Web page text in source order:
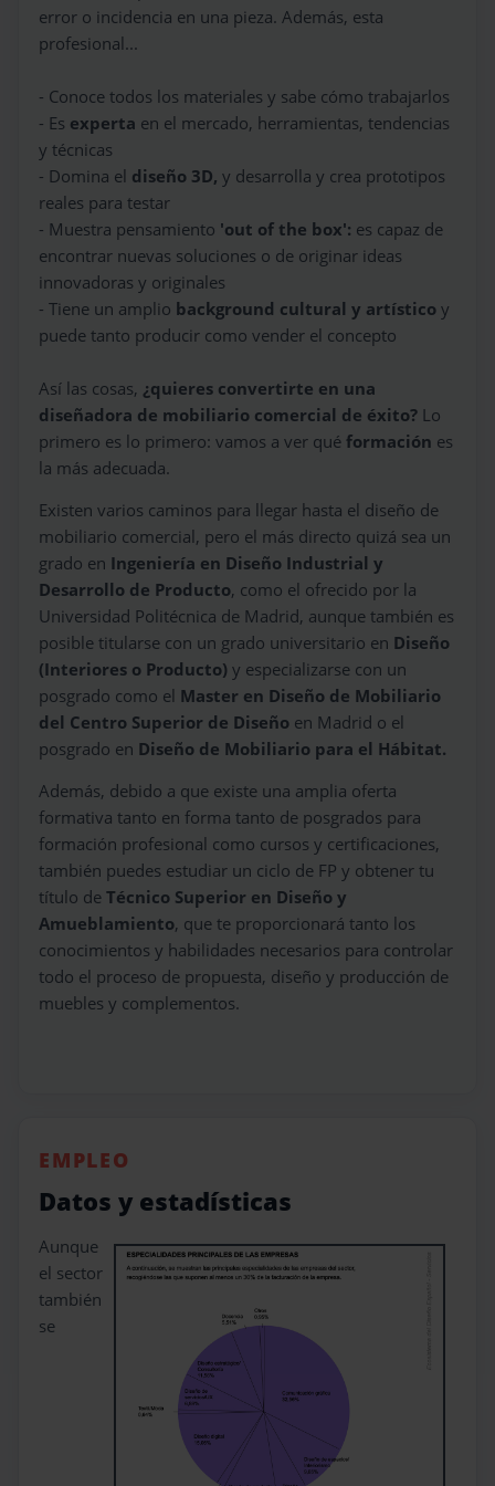
error o incidencia en una pieza. Además, esta
profesional...
- Conoce todos los materiales y sabe cómo trabajarlos
- Es experta en el mercado, herramientas, tendencias
y técnicas
- Domina el diseño 3D, y desarrolla y crea prototipos
reales para testar
- Muestra pensamiento 'out of the box': es capaz de
encontrar nuevas soluciones o de originar ideas
innovadoras y originales
- Tiene un amplio background cultural y artístico y
puede tanto producir como vender el concepto
Así las cosas, ¿quieres convertirte en una
diseñadora de mobiliario comercial de éxito? Lo
primero es lo primero: vamos a ver qué formación es
la más adecuada.
Existen varios caminos para llegar hasta el diseño de
mobiliario comercial, pero el más directo quizá sea un
grado en Ingeniería en Diseño Industrial y
Desarrollo de Producto, como el ofrecido por la
Universidad Politécnica de Madrid, aunque también es
posible titularse con un grado universitario en Diseño
(Interiores o Producto) y especializarse con un
posgrado como el Master en Diseño de Mobiliario
del Centro Superior de Diseño en Madrid o el
posgrado en Diseño de Mobiliario para el Hábitat.
Además, debido a que existe una amplia oferta
formativa tanto en forma tanto de posgrados para
formación profesional como cursos y certificaciones,
también puedes estudiar un ciclo de FP y obtener tu
título de Técnico Superior en Diseño y
Amueblamiento, que te proporcionará tanto los
conocimientos y habilidades necesarios para controlar
todo el proceso de propuesta, diseño y producción de
muebles y complementos.
EMPLEO
Datos y estadísticas
Aunque
el sector
también
se